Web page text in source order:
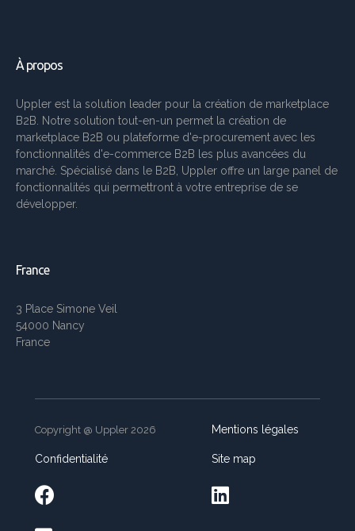
À propos
Uppler est la solution leader pour la création de marketplace
B2B. Notre solution tout-en-un permet la création de
marketplace B2B ou plateforme d'e-procurement avec les
fonctionnalités d'e-commerce B2B les plus avancées du
marché. Spécialisé dans le B2B, Uppler offre un large panel de
fonctionnalités qui permettront à votre entreprise de se
développer.
France
3 Place Simone Veil
54000 Nancy
France
Copyright @ Uppler 2026 Mentions légales
Confidentialité Site map
 